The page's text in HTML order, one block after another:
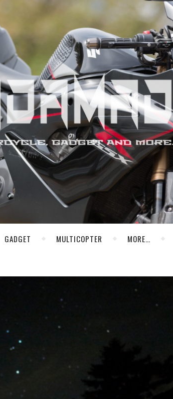
GADGET MULTICOPTER MORE…